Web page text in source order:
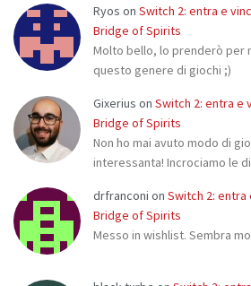
Ryos on Switch 2: entra e
Bridge of Spirits
Molto bello, lo prenderò per
questo genere di giochi ;)
Gixerius on Switch 2: entra e
Bridge of Spirits
Non ho mai avuto modo di
interessanta! Incrociamo le
drfranconi on Switch 2: entra
Bridge of Spirits
Messo in wishlist. Sembra